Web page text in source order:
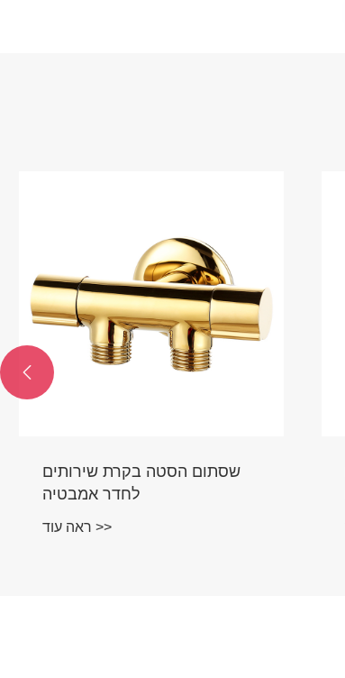
שסתום הסטה בקרת שירותים
לחדר אמבטיה
ראה עוד >>
